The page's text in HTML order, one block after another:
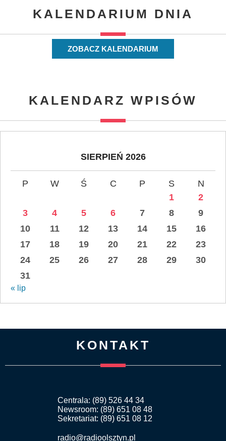
KALENDARIUM DNIA
ZOBACZ KALENDARIUM
KALENDARZ WPISÓW
SIERPIEŃ 2026
P W Ś C P S
N
1
2
3
4 5 6 7 8
9
10
11 12 13 14 15
16
17
18 19 20 21 22
23
24
25 26 27 28 29
30
31
« lip
KONTAKT
Centrala: (89) 526 44 34
Newsroom: (89) 651 08 48
Sekretariat: (89) 651 08 12
radio@radioolsztyn.pl